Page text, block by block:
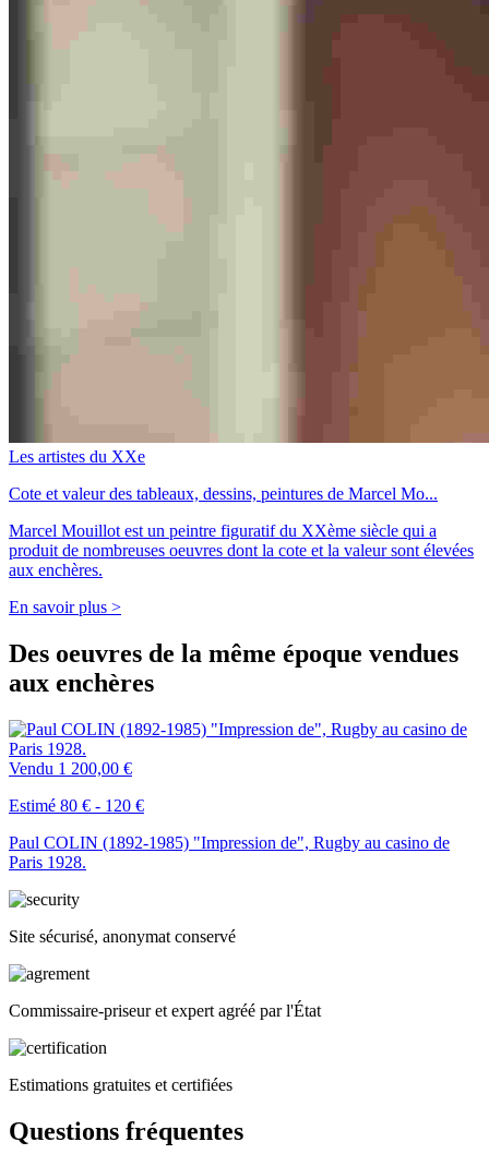
Les artistes du XXe
Cote et valeur des tableaux, dessins, peintures de Marcel Mo...
Marcel Mouillot est un peintre figuratif du XXème siècle qui a
produit de nombreuses oeuvres dont la cote et la valeur sont élevées
aux enchères.
En savoir plus >
Des oeuvres de la même époque vendues
aux enchères
Vendu 1 200,00 €
Estimé 80 € - 120 €
Paul COLIN (1892-1985) "Impression de", Rugby au casino de
Paris 1928.
Site sécurisé, anonymat conservé
Commissaire-priseur et expert agréé par l'État
Estimations gratuites et certifiées
Questions fréquentes